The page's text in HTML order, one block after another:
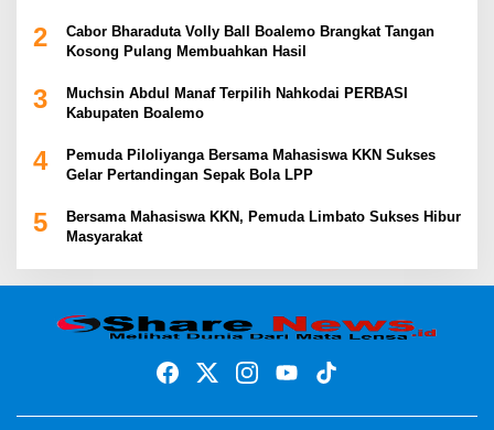
2
Cabor Bharaduta Volly Ball Boalemo Brangkat Tangan
Kosong Pulang Membuahkan Hasil
3
Muchsin Abdul Manaf Terpilih Nahkodai PERBASI
Kabupaten Boalemo
4
Pemuda Piloliyanga Bersama Mahasiswa KKN Sukses
Gelar Pertandingan Sepak Bola LPP
5
Bersama Mahasiswa KKN, Pemuda Limbato Sukses Hibur
Masyarakat